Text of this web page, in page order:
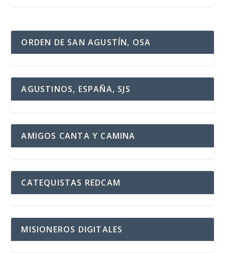
ORDEN DE SAN AGUSTÍN, OSA
AGUSTINOS, ESPAÑA, SJS
AMIGOS CANTA Y CAMINA
CATEQUISTAS REDCAM
MISIONEROS DIGITALES